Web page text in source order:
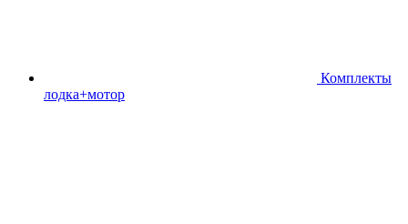
Комплекты
лодка+мотор